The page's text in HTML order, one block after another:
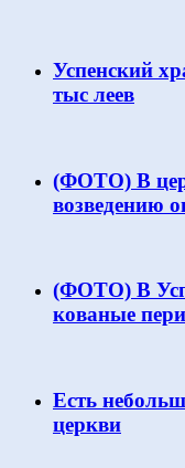
Успенский
тыс леев
(ФОТО) В
возведению
(ФОТО) В
кованые
Есть
церкви